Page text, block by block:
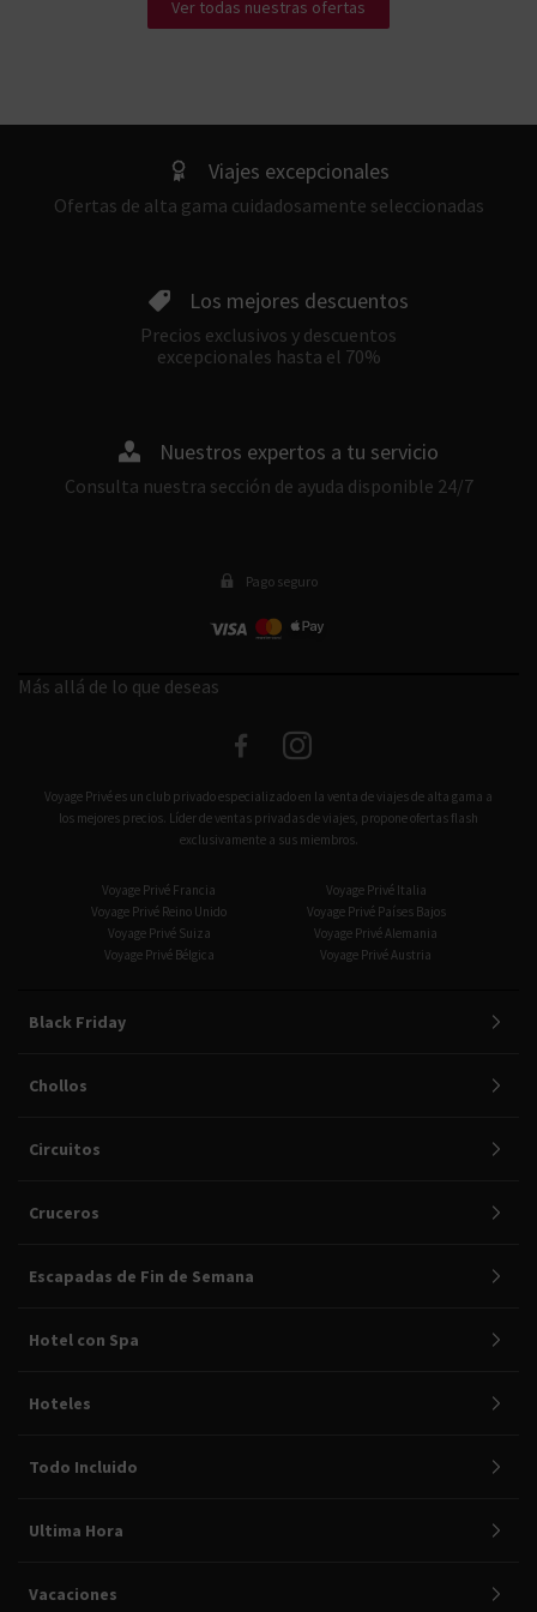
Ver todas nuestras ofertas
Viajes excepcionales
Ofertas de alta gama cuidadosamente seleccionadas
Los mejores descuentos
Precios exclusivos y descuentos
excepcionales hasta el 70%
Nuestros expertos a tu servicio
Consulta nuestra sección de ayuda disponible 24/7
Pago seguro
Más allá de lo que deseas
Voyage Privé es un club privado especializado en la venta de viajes de alta gama a
los mejores precios. Líder de ventas privadas de viajes, propone ofertas flash
exclusivamente a sus miembros.
Voyage Privé Francia
Voyage Privé Italia
Voyage Privé Reino Unido
Voyage Privé Países Bajos
Voyage Privé Suiza
Voyage Privé Alemania
Voyage Privé Bélgica
Voyage Privé Austria
Black Friday
Chollos
Circuitos
Cruceros
Escapadas de Fin de Semana
Hotel con Spa
Hoteles
Todo Incluido
Ultima Hora
Vacaciones